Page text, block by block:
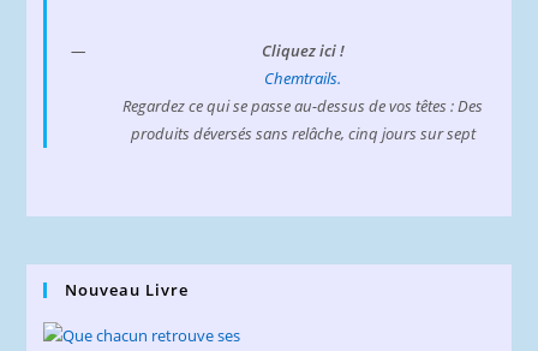
Cliquez ici !
Chemtrails.
Regardez ce qui se passe au-dessus de vos têtes : Des
produits déversés sans relâche, cinq jours sur sept
Nouveau Livre